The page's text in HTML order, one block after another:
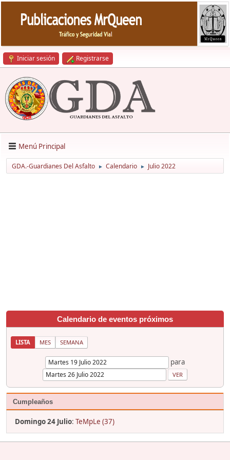
Iniciar sesión Registrarse
Menú Principal
GDA.-Guardianes Del Asfalto ► Calendario ► Julio 2022
Calendario de eventos próximos
LISTA MES SEMANA
para
Cumpleaños
Domingo 24 Julio: TeMpLe (37)